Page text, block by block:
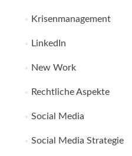
Krisenmanagement
LinkedIn
New Work
Rechtliche Aspekte
Social Media
Social Media Strategie